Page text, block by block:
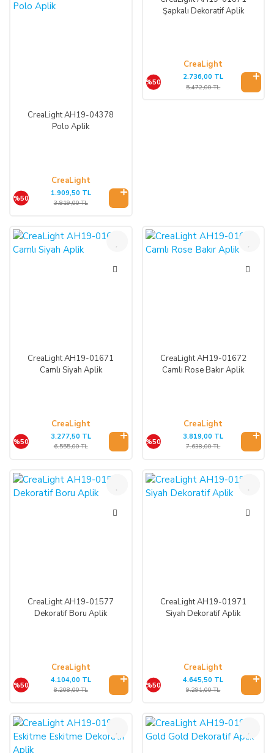
CreaLight AH19-04378
Polo Aplik
CreaLight
%50
1.909,50 TL
3.819,00 TL
Şapkalı Dekoratif Aplik
CreaLight
%50
2.736,00 TL
5.472,00 TL
%50
CreaLight AH19-01671
Camlı Siyah Aplik
CreaLight
%50
3.277,50 TL
6.555,00 TL
%50
CreaLight AH19-01672
Camlı Rose Bakır Aplik
CreaLight
%50
3.819,00 TL
7.638,00 TL
%50
CreaLight AH19-01577
Dekoratif Boru Aplik
CreaLight
%50
4.104,00 TL
8.208,00 TL
%50
CreaLight AH19-01971
Siyah Dekoratif Aplik
CreaLight
%50
4.645,50 TL
9.291,00 TL
%50 %50